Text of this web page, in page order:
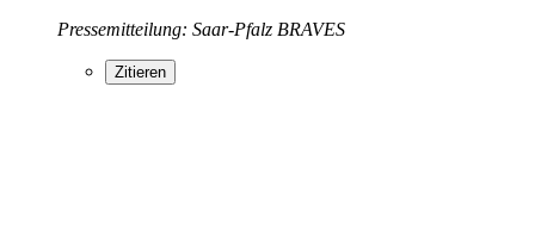
Pressemitteilung: Saar-Pfalz BRAVES
Zitieren